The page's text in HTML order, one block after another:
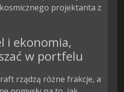
projektanta z
i ekonomia,
w portfelu
rządzą różne frakcje, a